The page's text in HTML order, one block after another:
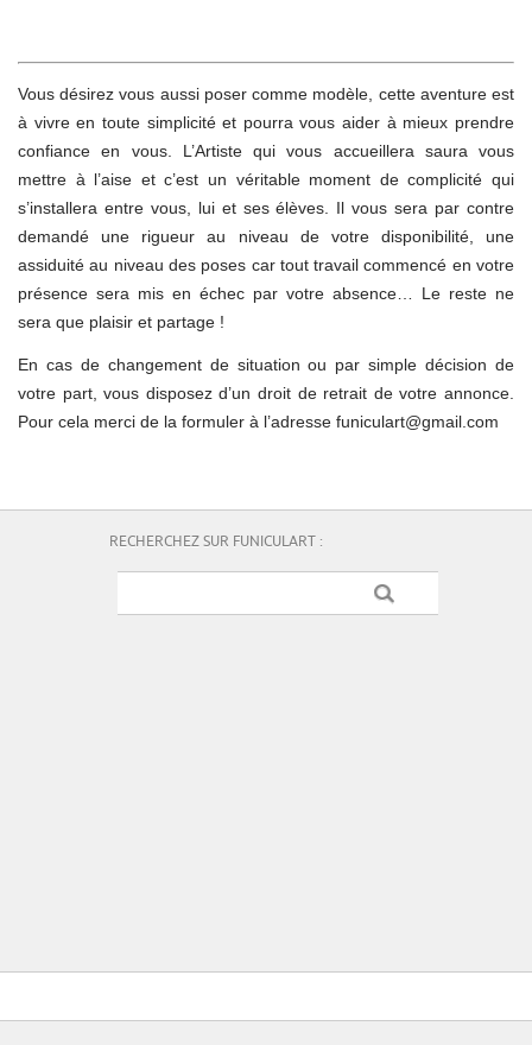
Vous désirez vous aussi poser comme modèle, cette aventure est
à vivre en toute simplicité et pourra vous aider à mieux prendre
confiance en vous. L’Artiste qui vous accueillera saura vous
mettre à l’aise et c’est un véritable moment de complicité qui
s’installera entre vous, lui et ses élèves. Il vous sera par contre
demandé une rigueur au niveau de votre disponibilité, une
assiduité au niveau des poses car tout travail commencé en votre
présence sera mis en échec par votre absence… Le reste ne
sera que plaisir et partage !
En cas de changement de situation ou par simple décision de
votre part, vous disposez d’un droit de retrait de votre annonce.
Pour cela merci de la formuler à l’adresse funiculart@gmail.com
RECHERCHEZ SUR FUNICULART :